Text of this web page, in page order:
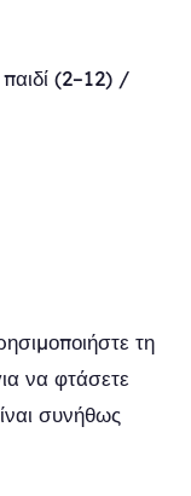
(2–12) /
τη
να φτάσετε
συνήθως